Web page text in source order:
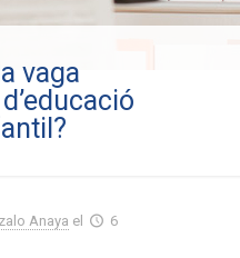
vaga
Anaya el
6